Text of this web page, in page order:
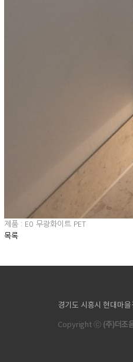
제품 : E0 무광화이트 PET
목록
경기도 시흥시 현대마
Copyright ⓒ (주)더조